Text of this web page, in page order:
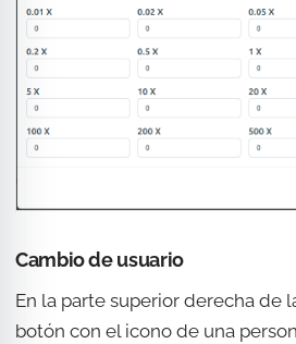
Cambio de usuario
En la parte superior derecha de
botón con el icono de una